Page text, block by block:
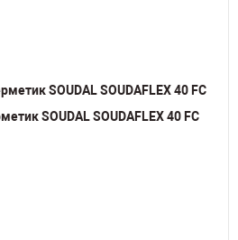
SOUDAL SOUDAFLEX 40 FC